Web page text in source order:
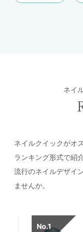
ネイ
ネイルクイックがオ
ランキング形式で紹
流行のネイルデザイ
ませんか。